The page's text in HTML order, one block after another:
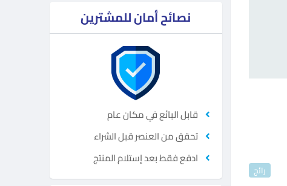
رائج
نصائح أمان للمشترين
قابل البائع في مكان عام
تحقق من العنصر قبل الشراء
ادفع فقط بعد إستلام المنتج